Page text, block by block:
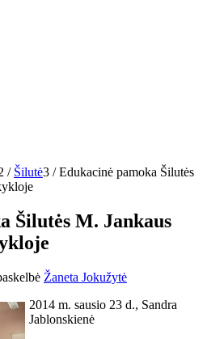
/ Šilutė3 / Edukacinė pamoka Šilutės
Šilutės M. Jankaus
Žaneta Jokužytė
2014 m. sausio 23 d., Sandra
Jablonskienė